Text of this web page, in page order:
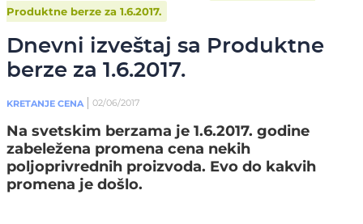
Produktne berze za 1.6.2017.
Dnevni izveštaj sa Produktne
berze za 1.6.2017.
KRETANJE CENA 02/06/2017
Na svetskim berzama je 1.6.2017. godine
zabeležena promena cena nekih
poljoprivrednih proizvoda. Evo do kakvih
promena je došlo.